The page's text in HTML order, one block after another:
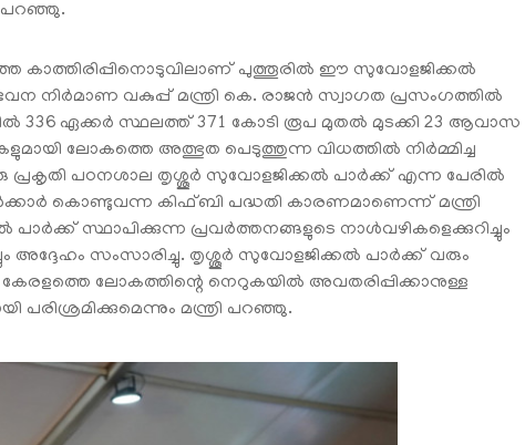
പറഞ്ഞു.
കാത്തിരിപ്പിനൊടുവിലാണ് പുത്തൂരില്‍ ഈ സുവോളജിക്കല്‍
നിര്‍മാണ വകുപ്പ് മന്ത്രി കെ. രാജന്‍ സ്വാഗത പ്രസംഗത്തില്‍
336 ഏക്കര്‍ സ്ഥലത്ത് 371 കോടി രൂപ മുതല്‍ മുടക്കി 23 ആവാസ
ലോകത്തെ അത്ഭുത പെടുത്തുന്ന വിധത്തില്‍ നിര്‍മ്മിച്ച
പ്രകൃതി പഠനശാല തൃശ്ശൂര്‍ സുവോളജിക്കല്‍ പാര്‍ക്ക് എന്ന പേരില്‍
കൊണ്ടുവന്ന കിഫ്ബി പദ്ധതി കാരണമാണെന്ന് മന്ത്രി
പാര്‍ക്ക് സ്ഥാപിക്കുന്ന പ്രവര്‍ത്തനങ്ങളുടെ നാള്‍വഴികളെക്കുറിച്ചും
അദ്ദേഹം സംസാരിച്ചു. തൃശ്ശൂര്‍ സുവോളജിക്കല്‍ പാര്‍ക്ക് വരും
ലോകത്തിന്റെ നെറുകയില്‍ അവതരിപ്പിക്കാനുള്ള
പരിശ്രമിക്കുമെന്നും മന്ത്രി പറഞ്ഞു.